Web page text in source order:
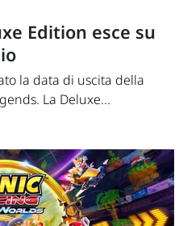
Edition esce su
la data di uscita della
La Deluxe...